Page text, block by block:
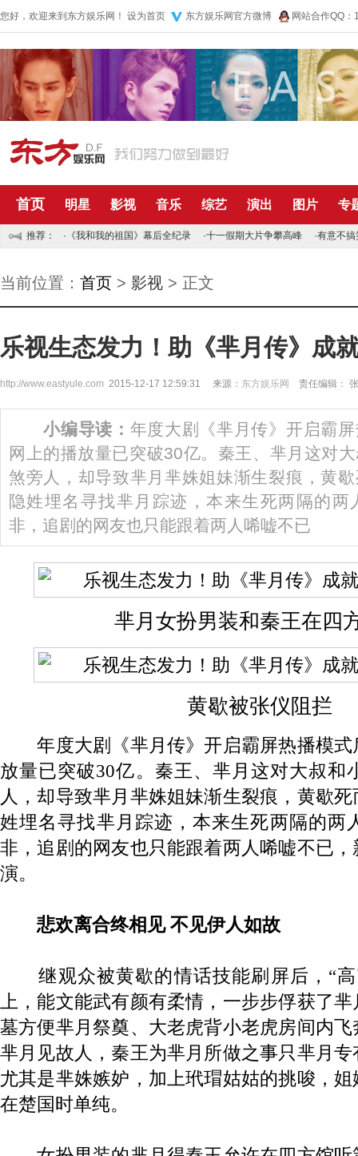
您好，欢迎来到东方娱乐网！ 设为首页 东方娱乐网官方微博 网站合作QQ
首页 明星 影视 音乐 综艺 演出 图片 专
推荐： · 《我和我的祖国》幕后全纪录 ·十一假期大片争攀高峰 ·有意不搞
当前位置： 首页 > 影视 > 正文
乐视生态发力！助《芈月传》成
http://www.eastyule.com 2015-12-17 12:59:31 来源： 东方娱乐网 责任编辑：
小编导读： 年度大剧《芈月传》开启霸
网上的播放量已突破30亿。秦王、芈月这对
煞旁人，却导致芈月芈姝姐妹渐生裂痕，黄
隐姓埋名寻找芈月踪迹，本来生死两隔的两
非，追剧的网友也只能跟着两人唏嘘不已
芈月女扮男装和秦王在四
黄歇被张仪阻拦
年度大剧《芈月传》开启霸屏热播模式
放量已突破30亿。秦王、芈月这对大叔和
人，却导致芈月芈姝姐妹渐生裂痕，黄歇
姓埋名寻找芈月踪迹，本来生死两隔的两
非，追剧的网友也只能跟着两人唏嘘不已
演。
悲欢离合终相见 不见伊人如故
继观众被黄歇的情话技能刷屏后，“高
上，能文能武有颜有柔情，一步步俘获了
墓方便芈月祭奠、大老虎背小老虎房间内
芈月见故人，秦王为芈月所做之事只芈月
尤其是芈姝嫉妒，加上玳瑁姑姑的挑唆，
在楚国时单纯。